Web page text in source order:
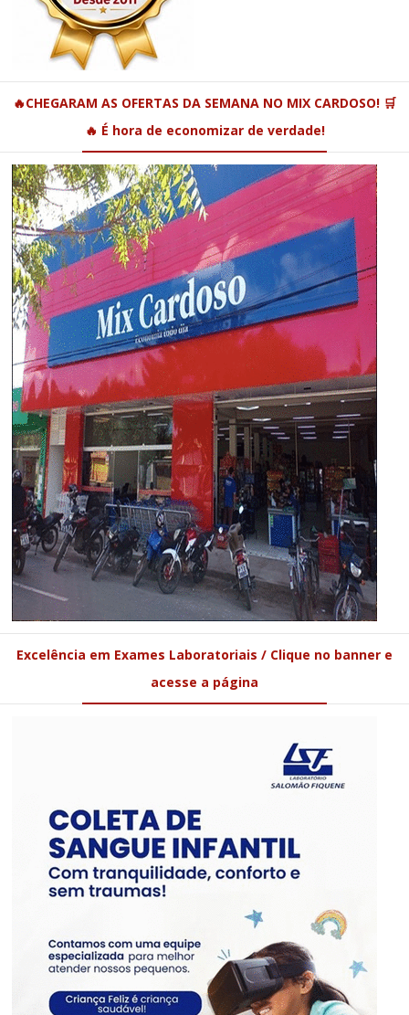
🔥CHEGARAM AS OFERTAS DA SEMANA NO MIX CARDOSO! 🛒
🔥 É hora de economizar de verdade!
Excelência em Exames Laboratoriais / Clique no banner e
acesse a página